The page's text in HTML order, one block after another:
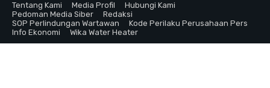
Tentang Kami
Media Profil
Hubungi Kami
Pedoman Media Siber
Redaksi
SOP Perlindungan Wartawan
Kode Perilaku Perusahaan Pers
Info Ekonomi
Wika Water Heater